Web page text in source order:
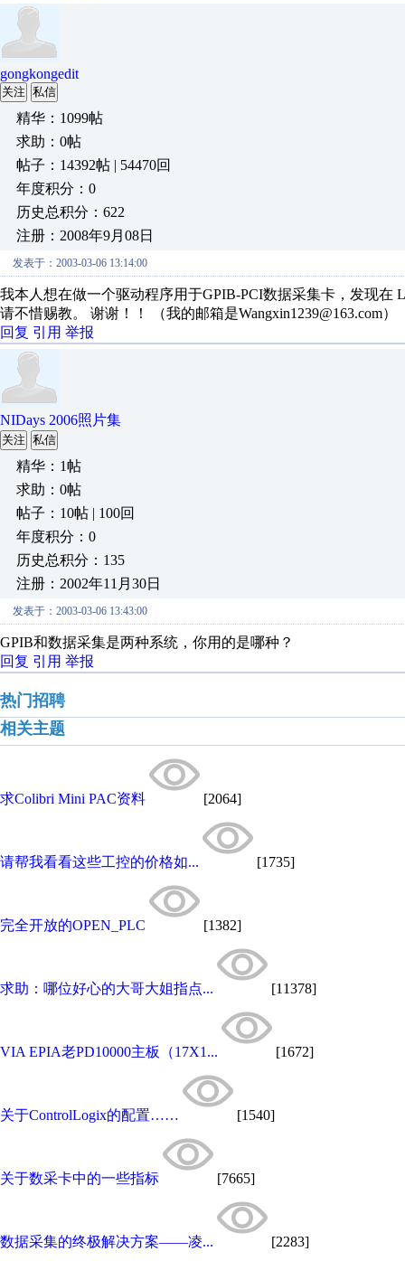
gongkongedit
关注 私信
精华：1099帖
求助：0帖
帖子：14392帖 | 54470回
年度积分：0
历史总积分：622
注册：2008年9月08日
发表于：2003-03-06 13:14:00
我本人想在做一个驱动程序用于GPIB-PCI数据采集卡，发现在
请不惜赐教。 谢谢！！ （我的邮箱是Wangxin1239@163.com）
回复 引用 举报
NIDays 2006照片集
关注 私信
精华：1帖
求助：0帖
帖子：10帖 | 100回
年度积分：0
历史总积分：135
注册：2002年11月30日
发表于：2003-03-06 13:43:00
GPIB和数据采集是两种系统，你用的是哪种？
回复 引用 举报
热门招聘
相关主题
求Colibri Mini PAC资料 [2064]
请帮我看看这些工控的价格如... [1735]
完全开放的OPEN_PLC [1382]
求助：哪位好心的大哥大姐指点... [11378]
VIA EPIA老PD10000主板（17X1... [1672]
关于ControlLogix的配置…… [1540]
关于数采卡中的一些指标 [7665]
数据采集的终极解决方案——凌... [2283]